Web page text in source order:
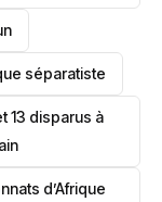
séparatiste
13 disparus à
d’Afrique